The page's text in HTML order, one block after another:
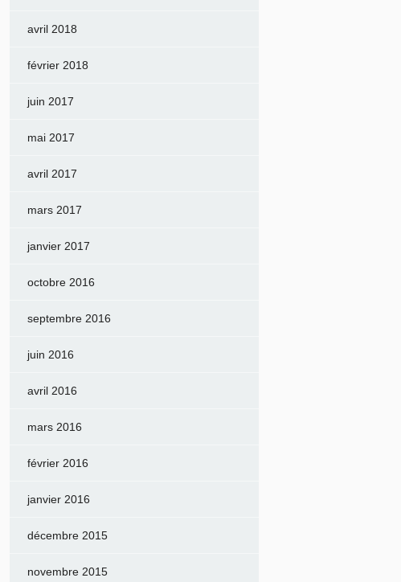
avril 2018
février 2018
juin 2017
mai 2017
avril 2017
mars 2017
janvier 2017
octobre 2016
septembre 2016
juin 2016
avril 2016
mars 2016
février 2016
janvier 2016
décembre 2015
novembre 2015